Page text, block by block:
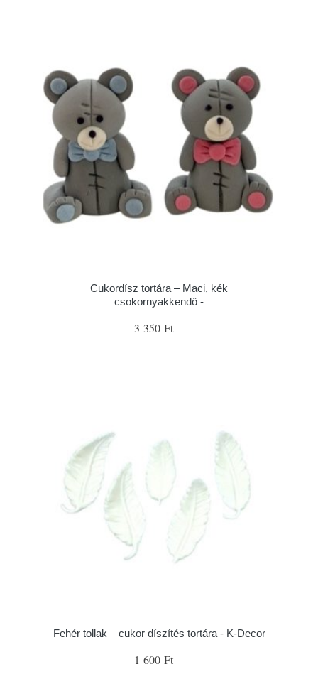
Cukordísz tortára – Maci, kék
csokornyakkendő -
3 350 Ft
Fehér tollak – cukor díszítés tortára - K-Decor
1 600 Ft